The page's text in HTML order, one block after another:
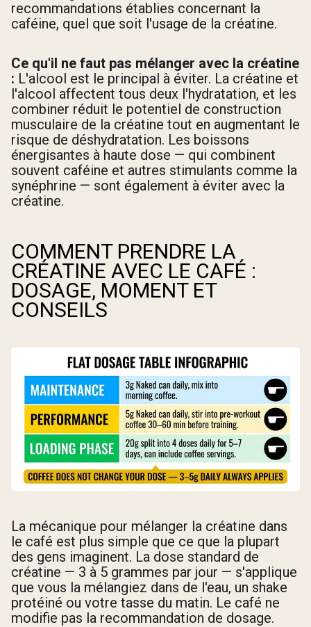
recommandations établies concernant la
caféine, quel que soit l'usage de la créatine.
Ce qu'il ne faut pas mélanger avec la créatine
: L'alcool est le principal à éviter. La créatine et
l'alcool affectent tous deux l'hydratation, et les
combiner réduit le potentiel de construction
musculaire de la créatine tout en augmentant le
risque de déshydratation. Les boissons
énergisantes à haute dose — qui combinent
souvent caféine et autres stimulants comme la
synéphrine — sont également à éviter avec la
créatine.
COMMENT PRENDRE LA
CRÉATINE AVEC LE CAFÉ :
DOSAGE, MOMENT ET
CONSEILS
La mécanique pour mélanger la créatine dans
le café est plus simple que ce que la plupart
des gens imaginent. La dose standard de
créatine — 3 à 5 grammes par jour — s'applique
que vous la mélangiez dans de l'eau, un shake
protéiné ou votre tasse du matin. Le café ne
modifie pas la recommandation de dosage.